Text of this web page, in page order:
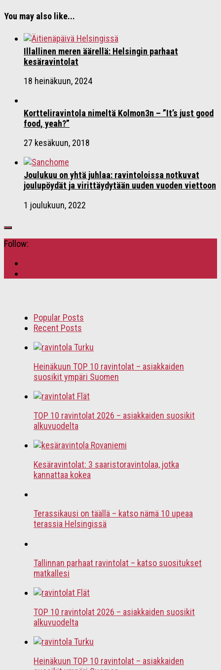
You may also like...
Illallinen meren äärellä: Helsingin parhaat
kesäravintolat
18 heinäkuun, 2024
Kortteliravintola nimeltä Kolmon3n – ”It’s just good
food, yeah?”
27 kesäkuun, 2018
Joulukuu on yhtä juhlaa: ravintoloissa notkuvat
joulupöydät ja virittäydytään uuden vuoden viettoon
1 joulukuun, 2022
Follow:
Popular Posts
Recent Posts
Heinäkuun TOP 10 ravintolat – asiakkaiden
suosikit ympäri Suomen
TOP 10 ravintolat 2026 – asiakkaiden suosikit
alkuvuodelta
Kesäravintolat: 3 saaristoravintolaa, jotka
kannattaa kokea
Terassikausi on täällä – katso nämä 10 upeaa
terassia Helsingissä
Tallinnan parhaat ravintolat – katso suositukset
matkallesi
TOP 10 ravintolat 2026 – asiakkaiden suosikit
alkuvuodelta
Heinäkuun TOP 10 ravintolat – asiakkaiden